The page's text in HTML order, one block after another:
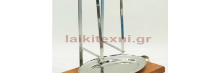
Υπενθύμιση κωδικού
Είσοδος Πελατών
Χάσατε τον κωδικό σας ?